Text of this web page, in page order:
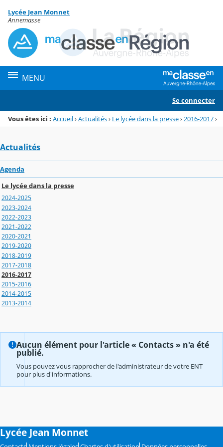
Menu de la rubrique
Contenu
Lycée Jean Monnet
Annemasse
MENU
Se connecter
Vous êtes ici : Accueil›Actualités› Le lycée dans la presse› 2016-2017›
Actualités
Agenda
Le lycée dans la presse
2024-2025
2023-2024
2022-2023
2021-2022
2020-2021
2019-2020
2018-2019
2017-2018
2016-2017
2015-2016
2014-2015
2013-2014
Aucun élément pour l'article « Contacts » n'a été
publié.
Vous pouvez vous rapprocher de l'administrateur de votre ENT
pour plus d'informations.
Lycée Jean Monnet